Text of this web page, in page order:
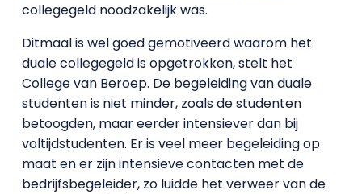
collegegeld noodzakelijk was.
Ditmaal is wel goed gemotiveerd waarom het
duale collegegeld is opgetrokken, stelt het
College van Beroep. De begeleiding van duale
studenten is niet minder, zoals de studenten
betoogden, maar eerder intensiever dan bij
voltijdstudenten. Er is veel meer begeleiding op
maat en er zijn intensieve contacten met de
bedrijfsbegeleider, zo luidde het verweer van de